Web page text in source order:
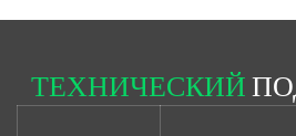
ТЕХНИЧЕСКИЙ